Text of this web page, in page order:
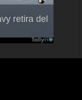
retira del
General